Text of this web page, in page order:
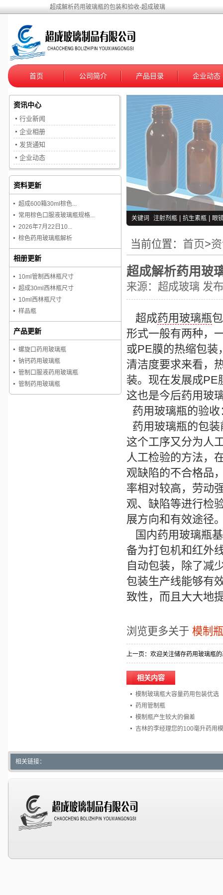
超成解析药用玻璃瓶的包装和验收-超成玻璃
首页 公司简介 产品目录 企业动态
关键词 注射剂瓶 抗生素瓶 眼
当前位置： 首页>
超成解析药用玻
来源： 超成玻璃 发
超成药用玻璃瓶
形式一般有两种，
或PE膜的热缩包装
清洁度要求来看，
装。现在发展成PE
这也是今后药用玻
药用玻璃瓶的验收
药用玻璃瓶的包
这个工序又分为人
人工检验的方法，
观缺陷的不合格品
率相对较高，劳动
观、缺陷等进行检
展方向和有效途径
国内药用玻璃瓶
备为打包机和红外
自动包装，除了减
包装生产线能够有
致性，而且大大地
浏览更多关于 模制瓶
上一页： 欢迎关注储存药用玻璃瓶
相关内容
模制玻璃瓶大容量药用包装优选
药用管制瓶
模制瓶产生较大的偏差
吉林的李经理您的100毫升药用
资讯中心
行业新闻
企业相册
发货通知
企业动态
资料更新
超成600箱30ml棕色...
常用棕色口服液玻璃瓶规格...
2026年7月22日10...
棕色药用玻璃瓶解析
相册更新
10ml管制西林瓶尺寸
超成30ml西林瓶尺寸
10ml西林瓶尺寸
样品瓶
产品更新
螺旋口药用玻璃瓶
钠钙药用玻璃瓶
管制口服液药用玻璃瓶
管制药用玻璃瓶
相关链接：